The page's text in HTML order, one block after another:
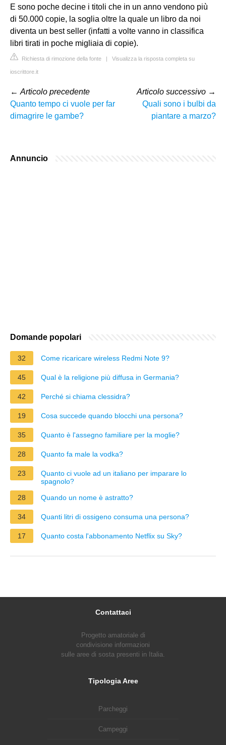
E sono poche decine i titoli che in un anno vendono più
di 50.000 copie, la soglia oltre la quale un libro da noi
diventa un best seller (infatti a volte vanno in classifica
libri tirati in poche migliaia di copie).
Richiesta di rimozione della fonte | Visualizza la risposta completa su
ioscrittore.it
← Articolo precedente
Quanto tempo ci vuole per far
dimagrire le gambe?
Articolo successivo →
Quali sono i bulbi da
piantare a marzo?
Annuncio
Domande popolari
32 Come ricaricare wireless Redmi Note 9?
45 Qual è la religione più diffusa in Germania?
42 Perché si chiama clessidra?
19 Cosa succede quando blocchi una persona?
35 Quanto è l'assegno familiare per la moglie?
28 Quanto fa male la vodka?
23
Quanto ci vuole ad un italiano per imparare lo
spagnolo?
28
Quando un nome è astratto?
34 Quanti litri di ossigeno consuma una persona?
17 Quanto costa l'abbonamento Netflix su Sky?
Contattaci
Progetto amatoriale di
condivisione informazioni
sulle aree di sosta presenti in Italia.
Tipologia Aree
Parcheggi
Campeggi